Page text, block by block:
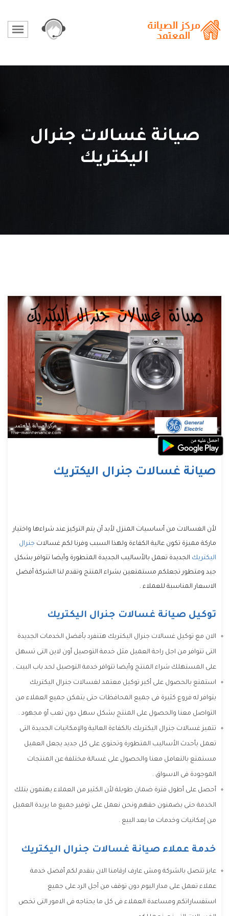
صيانة غسالات جنرال
اليكتريك
صيانة غسالات جنرال اليكتريك
لأن الغسالات من أساسيات المنزل لأبد أن يتم التركيز عند شراءها واختيار
ماركة مميزة تكون عالية الكفاءة ولهذا السبب وفرنا لكم غسالات جنرال
اليكتريك الجديدة تعمل بالأساليب الجديدة المتطورة وأيضا تتوافر بشكل
جيد ومتطور تجعلكم مستمتعين بشراء المنتج وتقدم لنا الشركة أفضل
الاسعار المناسبة للعملاء .
توكيل صيانة غسالات جنرال اليكتريك
الان مع توكيل غسالات جنرال اليكتريك هتنفرد بأفضل الخدمات الجديدة
التى تتوافر من اجل راحة العميل مثل خدمة التوصيل أون لاين التى تسهل
على المستهلك شراء المنتج وأيضا تتوافر خدمة التوصيل لحد باب البيت .
استمتع بالحصول على أكبر توكيل معتمد لغسالات جنرال اليكتريك
يتوافر له فروع كثيرة فى جميع المحافظات حتى يتمكن جميع العملاء من
التواصل معنا والحصول على المنتج بشكل سهل دون تعب أو مجهود .
تتميز غسالات جنرال اليكتريك بالكفاءة العالية والإمكانيات الجديدة التى
تعمل بأحدث الأساليب المتطورة وتحتوى على كل جديد يجعل العميل
مستمتع بالتعامل معنا والحصول على غسالة مختلفة عن المنتجات
الموجودة فى الاسواق .
أحصل على أطول فترة ضمان طويلة لأن الكثير من العملاء يهتمون بتلك
الخدمة حتى يضمنون حقهم ونحن نعمل على توفير جميع ما يريدة العميل
من إمكانيات وخدمات ما بعد البيع .
خدمة عملاء صيانة غسالات جنرال اليكتريك
عايز تتصل بالشركة ومش عارف ارقامنا الان بنقدم لكم أفضل خدمة
عملاء تعمل على مدار اليوم دون توقف من أجل الرد على جميع
استفساراتكم ومساعدة العملاء فى كل ما يحتاجه فى الامور التى تخص